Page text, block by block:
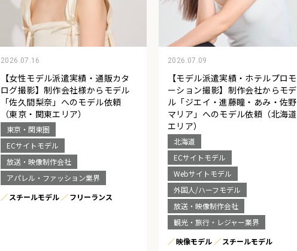
2026.07.16
【女性モデル派遣実績・通販カタ
ログ撮影】制作会社様からモデル
「佐久間梨奈」へのモデル依頼
（東京・関東エリア）
東京・関東圏
ECサイトモデル
放送・映像制作会社
アパレル・ファッション業界
スチールモデル
フリーランス
2026.07.09
【モデル派遣実績・ホテルプロモ
ーション撮影】制作会社からモデ
ル「ジエイ・進藤瞳・あみ・佐野
マリア」へのモデル依頼（北海道
エリア）
北海道
ECサイトモデル
Webサイトモデル
外国人/ハーフモデル
放送・映像制作会社
観光・旅行・レジャー業界
映像モデル
スチールモデル